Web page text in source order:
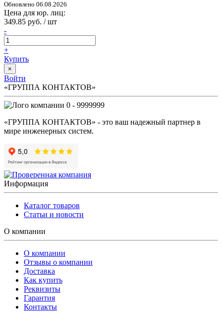
Обновлено 06.08.2026
Цена для юр. лиц:
349.85 руб. / шт
-
+
Купить
×
Войти
«ГРУППА КОНТАКТОВ»
0 - 9999999
«ГРУППА КОНТАКТОВ» - это ваш надежный партнер в
мире инженерных систем.
Информация
Каталог товаров
Статьи и новости
О компании
О компании
Отзывы о компании
Доставка
Как купить
Реквизиты
Гарантия
Контакты